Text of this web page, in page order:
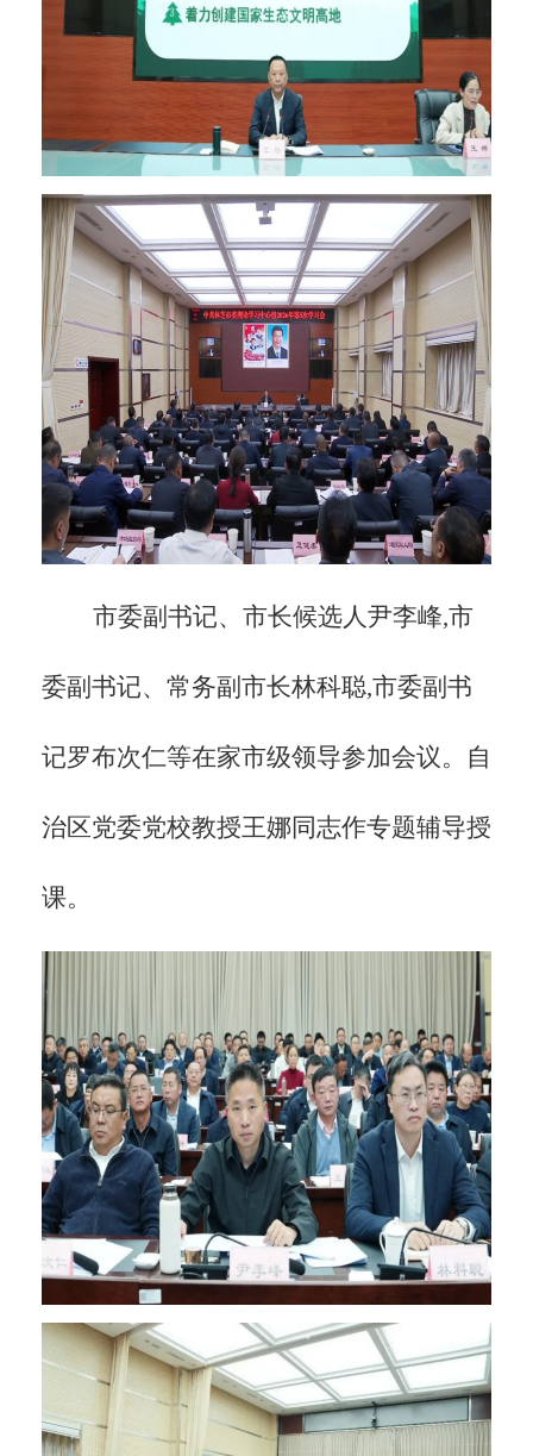
市委副书记、市长候选人尹李峰,市
委副书记、常务副市长林科聪,市委副书
记罗布次仁等在家市级领导参加会议。自
治区党委党校教授王娜同志作专题辅导授
课。